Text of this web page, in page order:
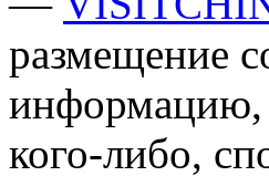
размещение
информацию,
кого-либо,